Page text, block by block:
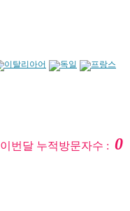
이번달 누적방문자수 :0